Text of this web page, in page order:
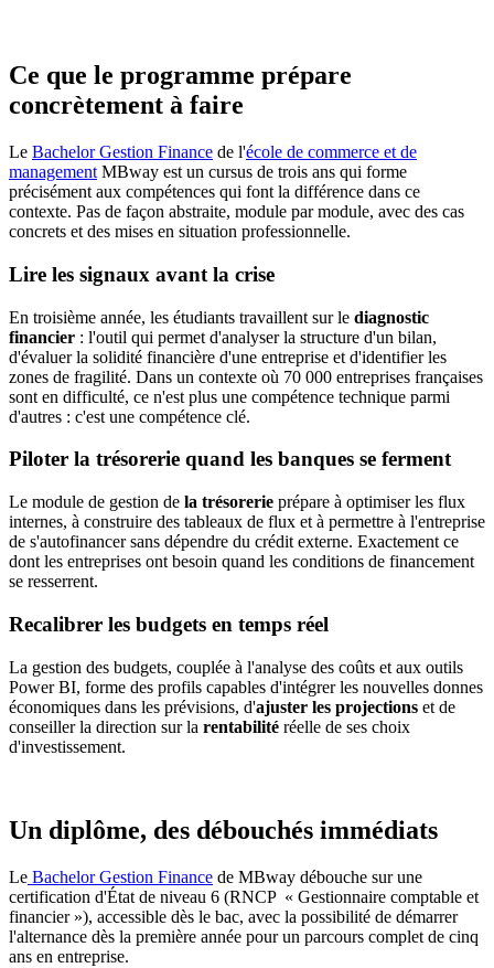
Ce que le programme prépare
concrètement à faire
Le Bachelor Gestion Finance de l'école de commerce et de
management MBway est un cursus de trois ans qui forme
précisément aux compétences qui font la différence dans ce
contexte. Pas de façon abstraite, module par module, avec des cas
concrets et des mises en situation professionnelle.
Lire les signaux avant la crise
En troisième année, les étudiants travaillent sur le diagnostic
financier : l'outil qui permet d'analyser la structure d'un bilan,
d'évaluer la solidité financière d'une entreprise et d'identifier les
zones de fragilité. Dans un contexte où 70 000 entreprises françaises
sont en difficulté, ce n'est plus une compétence technique parmi
d'autres : c'est une compétence clé.
Piloter la trésorerie quand les banques se ferment
Le module de gestion de la trésorerie prépare à optimiser les flux
internes, à construire des tableaux de flux et à permettre à l'entreprise
de s'autofinancer sans dépendre du crédit externe. Exactement ce
dont les entreprises ont besoin quand les conditions de financement
se resserrent.
Recalibrer les budgets en temps réel
La gestion des budgets, couplée à l'analyse des coûts et aux outils
Power BI, forme des profils capables d'intégrer les nouvelles donnes
économiques dans les prévisions, d'ajuster les projections et de
conseiller la direction sur la rentabilité réelle de ses choix
d'investissement.
Un diplôme, des débouchés immédiats
Le Bachelor Gestion Finance de MBway débouche sur une
certification d'État de niveau 6 (RNCP « Gestionnaire comptable et
financier »), accessible dès le bac, avec la possibilité de démarrer
l'alternance dès la première année pour un parcours complet de cinq
ans en entreprise.